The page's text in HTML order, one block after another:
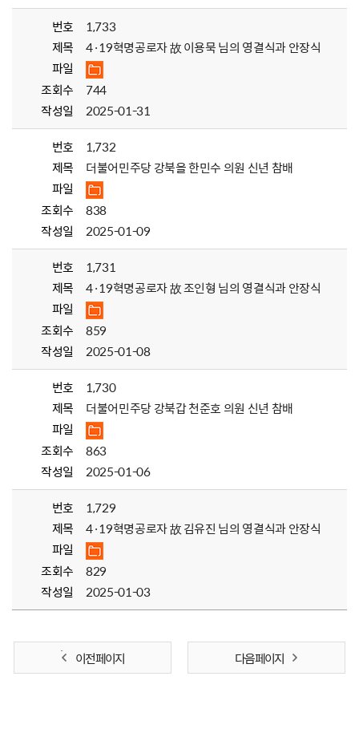
번호
1,733
제목
4·19혁명공로자 故 이용묵 님의 영결식과 안장식
파일
조회수
744
작성일
2025-01-31
번호
1,732
제목
더불어민주당 강북을 한민수 의원 신년 참배
파일
조회수
838
작성일
2025-01-09
번호
1,731
제목
4·19혁명공로자 故 조인형 님의 영결식과 안장식
파일
조회수
859
작성일
2025-01-08
번호
1,730
제목
더불어민주당 강북갑 천준호 의원 신년 참배
파일
조회수
863
작성일
2025-01-06
번호
1,729
제목
4·19혁명공로자 故 김유진 님의 영결식과 안장식
파일
조회수
829
작성일
2025-01-03
이전 페이지 다음 페이지